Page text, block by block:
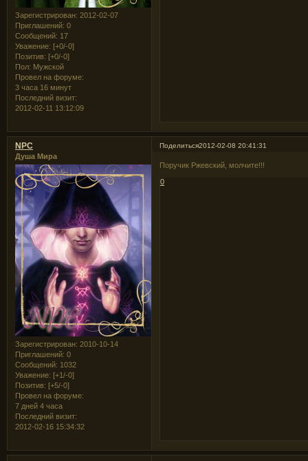
Зарегистрирован: 2012-02-07
Приглашений: 0
Сообщений: 17
Уважение: [+0/-0]
Позитив: [+0/-0]
Пол: Мужской
Провел на форуме:
3 часа 16 минут
Последний визит:
2012-02-11 13:12:09
Поделиться2012-02-08 20:41:31
NPC
Душа Мира
Зарегистрирован: 2010-10-14
Приглашений: 0
Сообщений: 1032
Уважение: [+1/-0]
Позитив: [+5/-0]
Провел на форуме:
7 дней 4 часа
Последний визит:
2012-02-16 15:34:32
Поручик Ржевский, молчите!!!
0